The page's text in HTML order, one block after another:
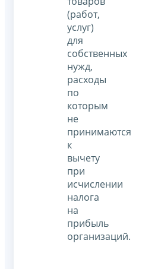
(работ,
услуг)
для
собственных
нужд,
расходы
по
которым
не
принимаются
к
вычету
при
исчислении
налога
на
прибыль
организаций.